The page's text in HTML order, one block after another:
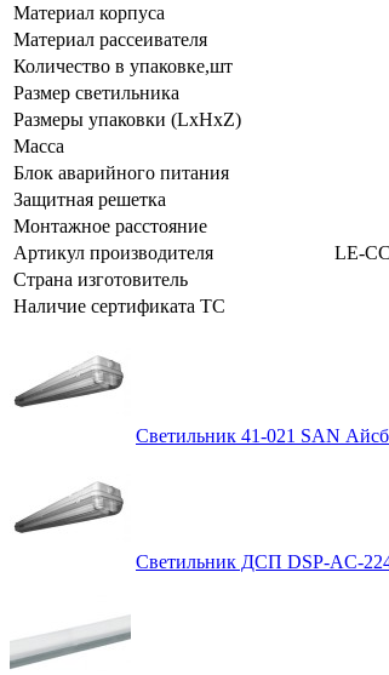
Материал корпуса
Материал рассеивателя
Количество в упаковке,шт
Размер светильника
Размеры упаковки (LxHxZ)
Масса
Блок аварийного питания
Защитная решетка
Монтажное расстояние
Артикул производителя
LE-
Страна изготовитель
Наличие сертификата ТС
Светильник 41-021 SAN
Светильник ДСП DSP-AC-